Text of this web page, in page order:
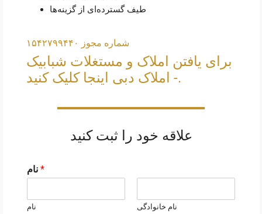
طیف گسترده‌ای از گزینه‌ها
شماره مجوز ۱۵۴۲۷۹۹۴۴۰
برای یافتن املاک و مستغلات شبابیک
- املاک دبی اینجا کلیک کنید.
علاقه خود را ثبت کنید
*
نام نام خانوادگی